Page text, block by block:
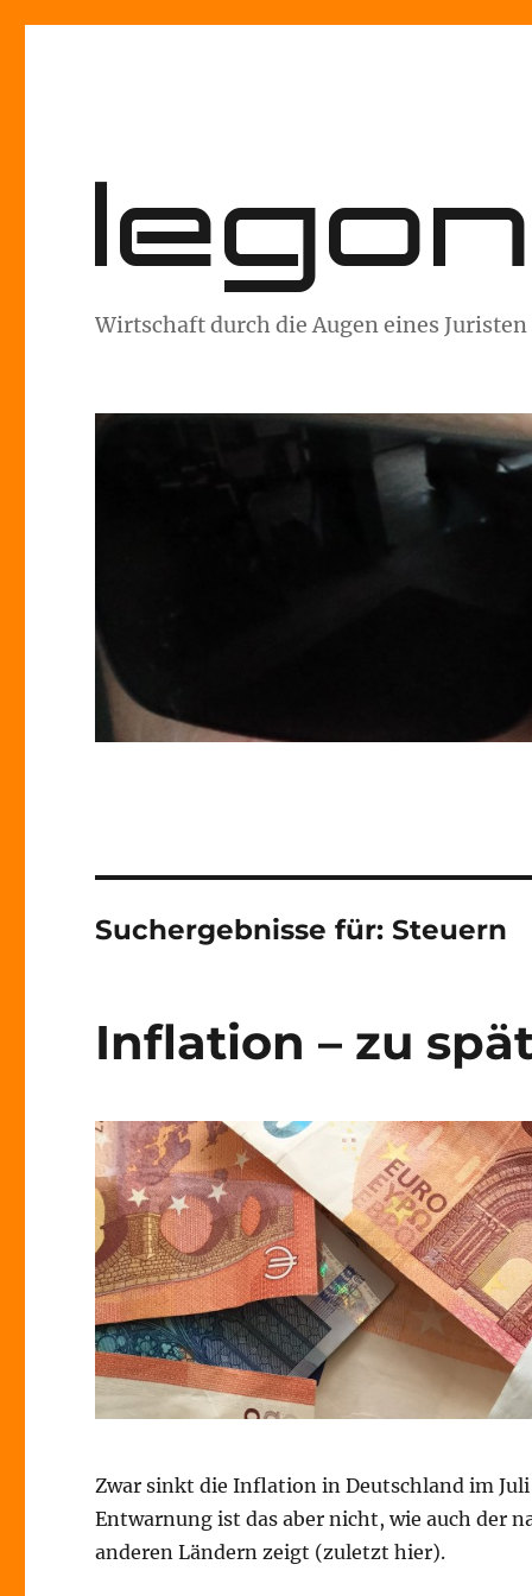
Wirtschaft durch die Augen eines Juristen
Suchergebnisse für:Steuern
Inflation – zu
Zwar sinkt die Inflation in Deutschland im
Entwarnung ist das aber nicht, wie auch der
anderen Ländern zeigt (zuletzt hier).